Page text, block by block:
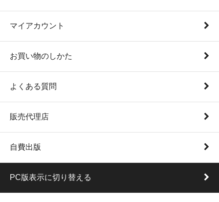
マイアカウント
お買い物のしかた
よくある質問
販売代理店
自費出版
PC版表示に切り替える